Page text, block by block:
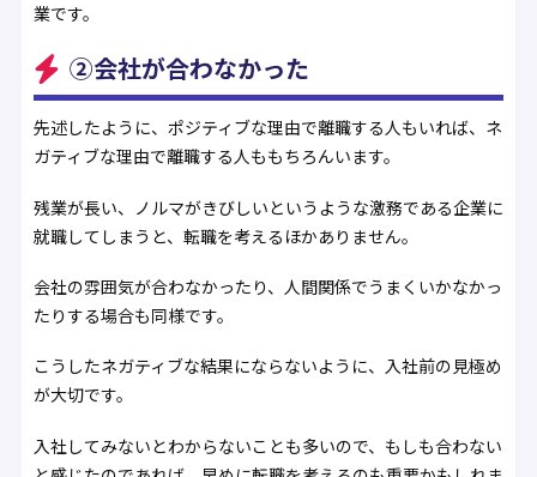
業です。
②会社が合わなかった
先述したように、ポジティブな理由で離職する人もいれば、ネ
ガティブな理由で離職する人ももちろんいます。
残業が長い、ノルマがきびしいというような激務である企業に
就職してしまうと、転職を考えるほかありません。
会社の雰囲気が合わなかったり、人間関係でうまくいかなかっ
たりする場合も同様です。
こうしたネガティブな結果にならないように、入社前の見極め
が大切です。
入社してみないとわからないことも多いので、もしも合わない